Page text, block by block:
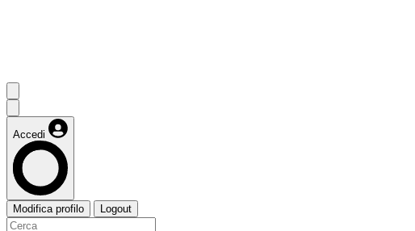
Accedi
Modifica profilo Logout